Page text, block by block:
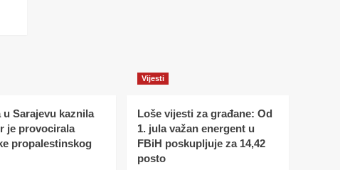
u Sarajevu kaznila
je provocirala
propalestinskog
Vijesti
Loše vijesti za građane: Od
1. jula važan energent u
FBiH poskupljuje za 14,42
posto